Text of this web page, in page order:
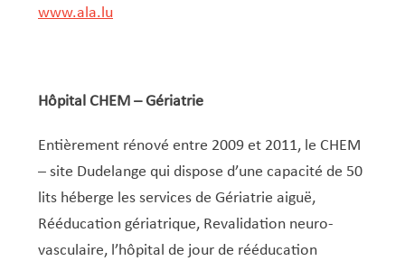
www.ala.lu
Hôpital CHEM – Gériatrie
Entièrement rénové entre 2009 et 2011, le CHEM
– site Dudelange qui dispose d’une capacité de 50
lits héberge les services de Gériatrie aiguë,
Rééducation gériatrique, Revalidation neuro-
vasculaire, l’hôpital de jour de rééducation